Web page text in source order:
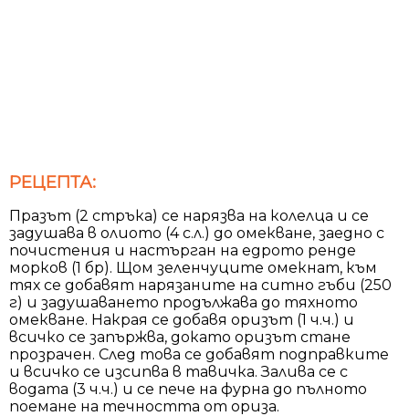
РЕЦЕПТА:
Празът (2 стръка) се нарязва на колелца и се
задушава в олиото (4 с.л.) до омекване, заедно с
почистения и настърган на едрото ренде
морков (1 бр). Щом зеленчуците омекнат, към
тях се добавят нарязаните на ситно гъби (250
г) и задушаването продължава до тяхното
омекване. Накрая се добавя оризът (1 ч.ч.) и
всичко се запържва, докато оризът стане
прозрачен. След това се добавят подправките
и всичко се изсипва в тавичка. Залива се с
водата (3 ч.ч.) и се пече на фурна до пълното
поемане на течността от ориза.